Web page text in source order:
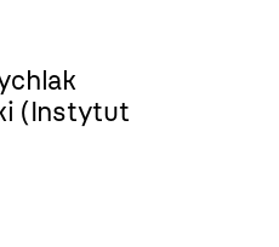
(Instytut